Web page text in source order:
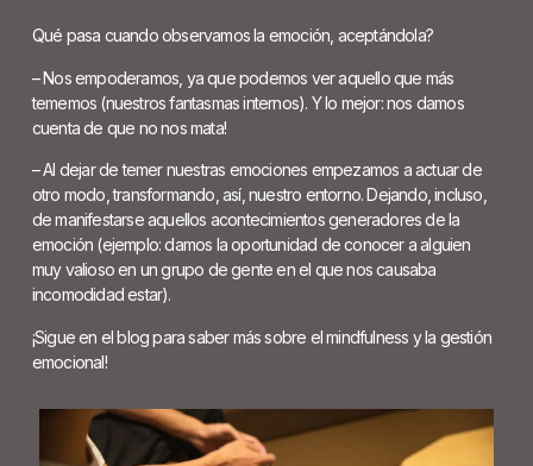
Qué pasa cuando observamos la emoción, aceptándola?
– Nos empoderamos, ya que podemos ver aquello que más
tememos (nuestros fantasmas internos). Y lo mejor: nos damos
cuenta de que no nos mata!
– Al dejar de temer nuestras emociones empezamos a actuar de
otro modo, transformando, así, nuestro entorno. Dejando, incluso,
de manifestarse aquellos acontecimientos generadores de la
emoción (ejemplo: damos la oportunidad de conocer a alguien
muy valioso en un grupo de gente en el que nos causaba
incomodidad estar).
¡Sigue en el blog para saber más sobre el mindfulness y la gestión
emocional!